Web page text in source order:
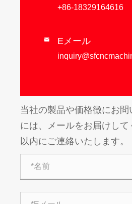
+86-18329164616
 Eメール
当社の製品や価格徴にお問
には、メールをお届けして
以内にご連絡いたします。